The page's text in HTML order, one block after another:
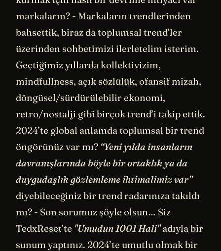
markaların? - Markaların trendlerinden
bahsettik, biraz da toplumsal trend’ler
üzerinden sohbetimizi ilerletelim isterim.
Geçtiğimiz yıllarda kollektivizim,
mindfullness, açık sözlülük, ofansif mizah,
döngüsel/sürdürülebilir ekonomi,
retro/nostalji gibi birçok trend’i takip ettik.
2024’te global anlamda toplumsal bir trend
öngörünüz var mı? “Yeni yılda insanların
davranışlarında böyle bir ortaklık ya da
duygudaşlık gözlemleme ihtimalimiz var”
diyebileceğiniz bir trend radarınıza takıldı
mı? - Son sorumuz şöyle olsun… Siz
TedxReset’te "Umudun 1001 Hali"adıyla bir
sunum yaptınız. 2024’te umutlu olmak bir